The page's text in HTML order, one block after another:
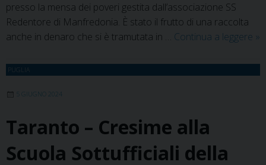
presso la mensa dei poveri gestita dall’associazione SS
Redentore di Manfredonia. È stato il frutto di una raccolta
anche in denaro che si è tramutata in … Continua a leggere
di
»
PUGLIA
5 GIUGNO 2024
Taranto – Cresime alla
Scuola Sottufficiali della